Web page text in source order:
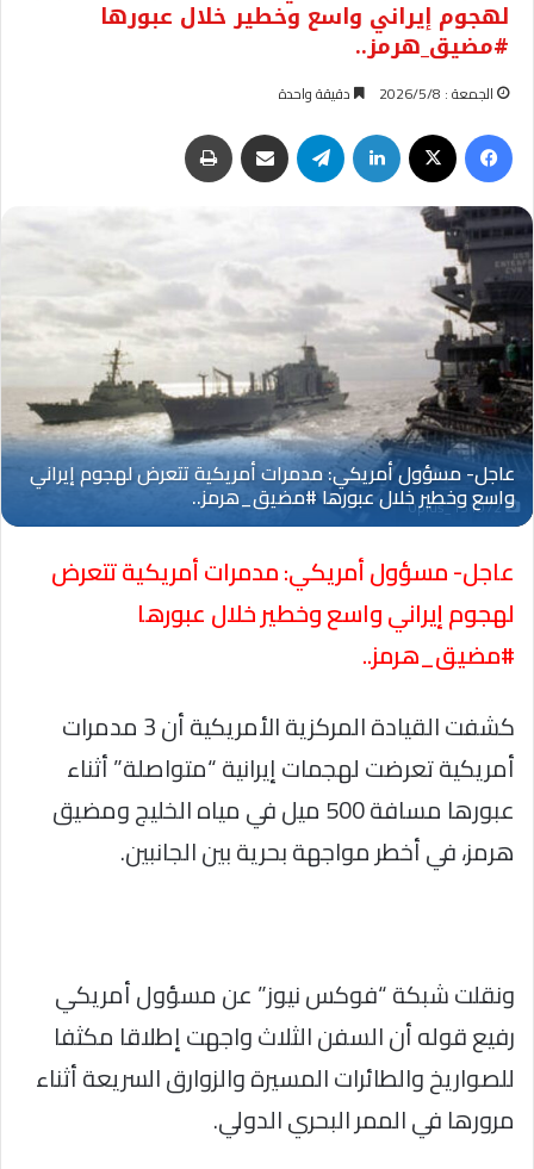
لهجوم إيراني واسع وخطير خلال عبورها
#مضيق_هرمز..
الجمعة : 2026/5/8 دقيقة واحدة
فيسبوك لينكدإن تيلقرام مشاركة عبر البريد
Oplus_131072
عاجل- مسؤول أمريكي: مدمرات أمريكية تتعرض
لهجوم إيراني واسع وخطير خلال عبورها
#مضيق_هرمز..
كشفت القيادة المركزية الأمريكية أن 3 مدمرات
أمريكية تعرضت لهجمات إيرانية “متواصلة” أثناء
عبورها مسافة 500 ميل في مياه الخليج ومضيق
هرمز، في أخطر مواجهة بحرية بين الجانبين.
ونقلت شبكة “فوكس نيوز” عن مسؤول أمريكي
رفيع قوله أن السفن الثلاث واجهت إطلاقا مكثفا
للصواريخ والطائرات المسيرة والزوارق السريعة أثناء
مرورها في الممر البحري الدولي.